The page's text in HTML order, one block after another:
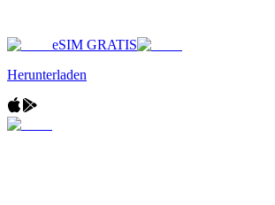
eSIM GRATIS
Herunterladen